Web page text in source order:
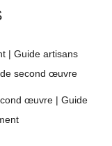
| Guide artisans
second œuvre
œuvre | Guide